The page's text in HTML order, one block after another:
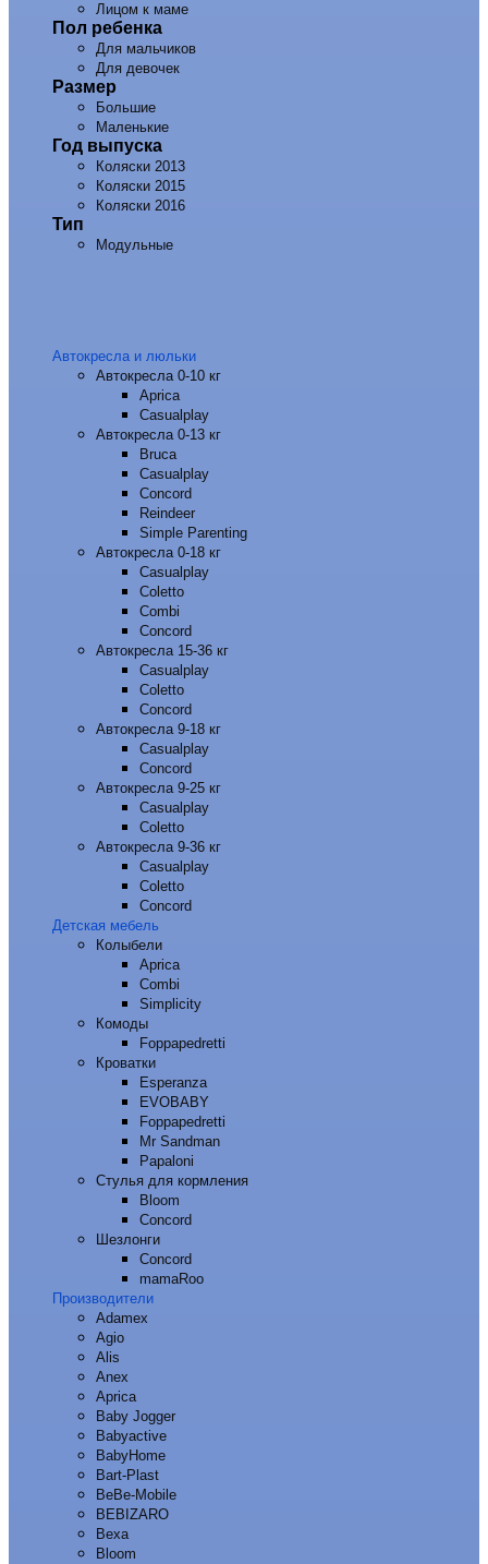
Лицом к маме
Пол ребенка
Для мальчиков
Для девочек
Размер
Большие
Маленькие
Год выпуска
Коляски 2013
Коляски 2015
Коляски 2016
Тип
Модульные
Автокресла и люльки
Автокресла 0-10 кг
Aprica
Casualplay
Автокресла 0-13 кг
Bruca
Casualplay
Concord
Reindeer
Simple Parenting
Автокресла 0-18 кг
Casualplay
Coletto
Combi
Concord
Автокресла 15-36 кг
Casualplay
Coletto
Concord
Автокресла 9-18 кг
Casualplay
Concord
Автокресла 9-25 кг
Casualplay
Coletto
Автокресла 9-36 кг
Casualplay
Coletto
Concord
Детская мебель
Колыбели
Aprica
Combi
Simplicity
Комоды
Foppapedretti
Кроватки
Esperanza
EVOBABY
Foppapedretti
Mr Sandman
Papaloni
Стулья для кормления
Bloom
Concord
Шезлонги
Concord
mamaRoo
Производители
Adamex
Agio
Alis
Anex
Aprica
Baby Jogger
Babyactive
BabyHome
Bart-Plast
BeBe-Mobile
BEBIZARO
Bexa
Bloom